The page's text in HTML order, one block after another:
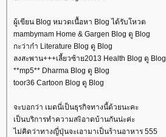
ผู้เขียน Blog หมวดเนื้อหา Blog ได้รับโหวต
mambymam Home & Gargen Blog ดู Blog
กะว่าก๋า Literature Blog ดู Blog
ลงสะพาน+++เลี้ยวซ้าย2013 Health Blog ดู Blog
**mp5** Dharma Blog ดู Blog
toor36 Cartoon Blog ดู Blog
จะบอกว่า เมดนี่เป็นธุรกิจทางนี้ด้วยนะคะ
เป็นบริการทำความสะิอาดบ้านกันน่ะค่ะ
ไม่คิดว่าทางญี่ปุ่นจะเอามาเป็นร้านอาหาร 555